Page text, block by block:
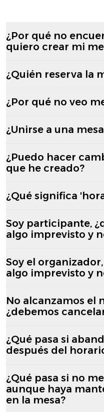
¿Por qué no
quiero crear mi
¿Quién reserva la
¿Por qué no veo
¿Unirse a una
¿Puedo hacer
que he creado?
¿Qué significa
Soy participante,
algo imprevisto y
Soy el
algo imprevisto y
No alcanzamos el
¿debemos
¿Qué pasa si
después del
¿Qué pasa si no
aunque haya
en la mesa?